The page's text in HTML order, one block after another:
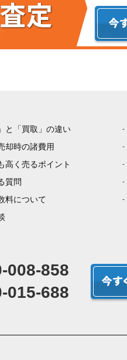
と「買取」の違い
却時の諸費用
高く売るポイント
質問
料について
008-858
015-688